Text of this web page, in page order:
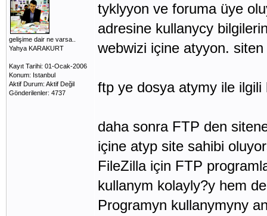
gelişime dair ne varsa..
Yahya KARAKURT
Kayıt Tarihi: 01-Ocak-2006
Konum: Istanbul
Aktif Durum: Aktif Değil
Gönderilenler: 4737
tyklyyon ve foruma üye
adresine kullanycy
webwizi içine atyyon.
ftp ye dosya atymy ile
daha sonra FTP den
içine atyp site sahibi
FileZilla için FTP
kullanym kolayly?y hem
Programyn kullanymyny